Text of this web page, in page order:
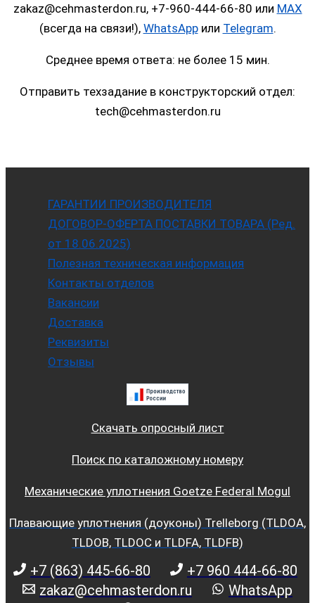
zakaz@cehmasterdon.ru, +7-960-444-66-80 или MAX
(всегда на связи!), WhatsAppили Telegram.
Среднее время ответа: не более 15 мин.
Отправить техзадание в конструкторский отдел:
tech@cehmasterdon.ru
ГАРАНТИИ ПРОИЗВОДИТЕЛЯ
ДОГОВОР-ОФЕРТА ПОСТАВКИ ТОВАРА (Ред.
от 18.06.2025)
Полезная техническая информация
Контакты отделов
Вакансии
Доставка
Реквизиты
Отзывы
Скачать опросный лист
Поиск по каталожному номеру
Механические уплотнения Goetze Federal Mogul
Плавающие уплотнения (доуконы) Trelleborg (TLDOA,
TLDOB, TLDOC и TLDFA, TLDFB)
+7 (863) 445-66-80
+7 960 444-66-80
zakaz@cehmasterdon.ru
WhatsApp